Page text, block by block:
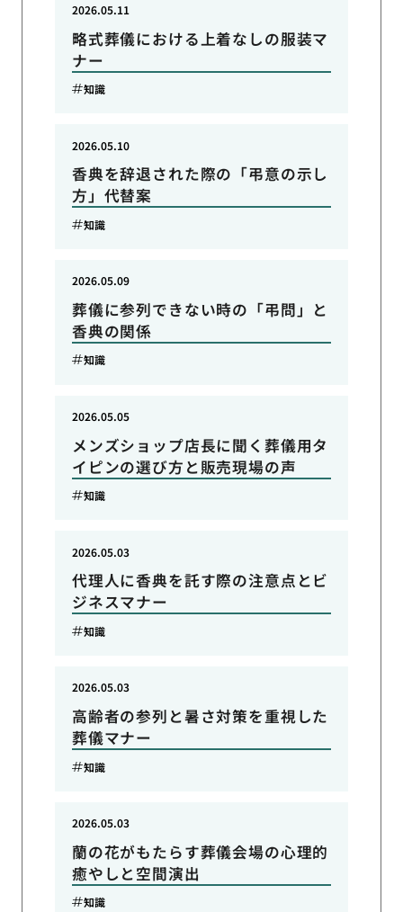
略式葬儀における上着なしの服装マ
ナー
2026.05.11
知識
香典を辞退された際の「弔意の示し
方」代替案
2026.05.10
知識
葬儀に参列できない時の「弔問」と
香典の関係
2026.05.09
知識
メンズショップ店長に聞く葬儀用タ
イピンの選び方と販売現場の声
2026.05.05
知識
代理人に香典を託す際の注意点とビ
ジネスマナー
2026.05.03
知識
高齢者の参列と暑さ対策を重視した
葬儀マナー
2026.05.03
知識
蘭の花がもたらす葬儀会場の心理的
癒やしと空間演出
2026.05.03
知識